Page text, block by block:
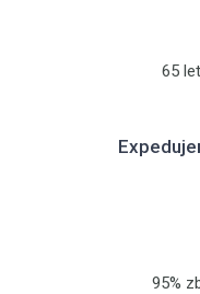
65
95%